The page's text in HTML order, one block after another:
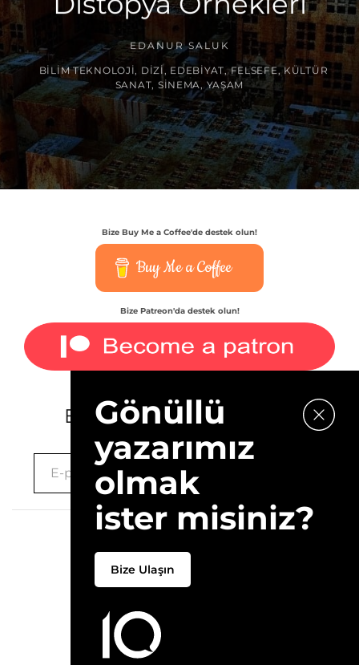
EDANUR SALUK
BILIM TEKNOLOJI, DIZI EDEBIYAT,FELSEFE,KÜLTÜR
SANAT SINEMA YAŞAM
Bize Buy Me a Coffee'de destek olun!
Buy Me a Coffee
Bize Patreon'da destek olun!
E-bültenimize kaydolun.
Hakkımızda
Gönüllü
yazarımız
olmak
ister misiniz?
Bize Ulaşın